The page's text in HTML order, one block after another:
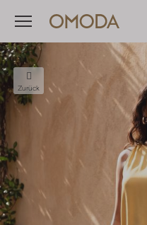
Menü
Zurück